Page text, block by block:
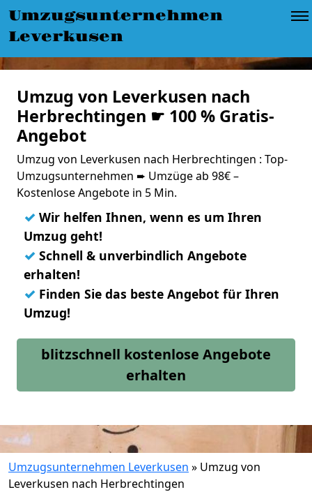
Umzugsunternehmen
Leverkusen
Umzug von Leverkusen nach
Herbrechtingen ☛ 100 % Gratis-
Angebot
Umzug von Leverkusen nach Herbrechtingen : Top-
Umzugsunternehmen ➨ Umzüge ab 98€ –
Kostenlose Angebote in 5 Min.
✓ Wir helfen Ihnen, wenn es um Ihren
Umzug geht!
✓ Schnell & unverbindlich Angebote
erhalten!
✓ Finden Sie das beste Angebot für Ihren
Umzug!
blitzschnell kostenlose Angebote
erhalten
Umzugsunternehmen Leverkusen » Umzug von
Leverkusen nach Herbrechtingen